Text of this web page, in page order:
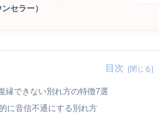
セラー）
目次
縁できない別れ方の特徴7選
に音信不通にする別れ方